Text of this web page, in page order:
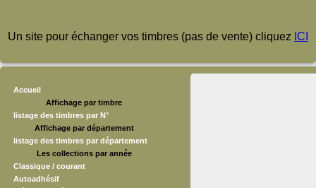
Un site pour échanger vos timbres (pas de vente) cliquez ICI
Accueil
Affichage par timbre
listage des timbres par N°
Affichage par département
listage des timbres par département
Les collections par année
Classique / courant
Autoadhésif